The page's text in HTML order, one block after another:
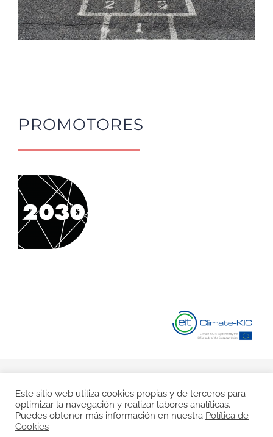
PROMOTORES
Política de Cookies
Este sitio web utiliza cookies propias y de terceros para
optimizar la navegación y realizar labores analíticas.
Puedes obtener más información en nuestra Política de
Cookies